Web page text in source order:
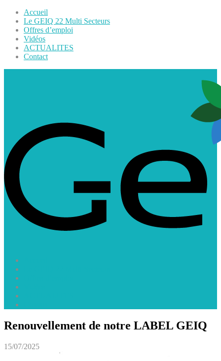
Accueil
Le GEIQ 22 Multi Secteurs
Offres d’emploi
Vidéos
ACTUALITES
Contact
Renouvellement de notre LABEL GEIQ
15/07/2025